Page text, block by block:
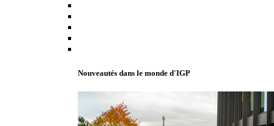
Nouveautés dans le monde d'IGP